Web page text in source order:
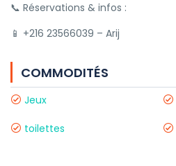
📞 Réservations & infos :
📱 +216 23566039 – Arij
COMMODITÉS
Jeux
toilettes